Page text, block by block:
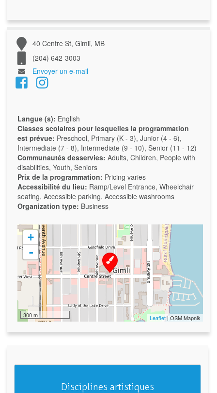
40 Centre St, Gimli, MB
(204) 642-3003
Envoyer un e-mail
Langue (s): English
Classes scolaires pour lesquelles la programmation
est prévue: Preschool, Primary (K - 3), Junior (4 - 6),
Intermediate (7 - 8), Intermediate (9 - 10), Senior (11 - 12)
Communautés desservies: Adults, Children, People with
disabilities, Youth, Seniors
Prix de la programmation: Pricing varies
Accessibilité du lieu: Ramp/Level Entrance, Wheelchair
seating, Accessible parking, Accessible washrooms
Organization type: Business
+
-
300 m Leaflet| OSM Mapnik
Disciplines artistiques